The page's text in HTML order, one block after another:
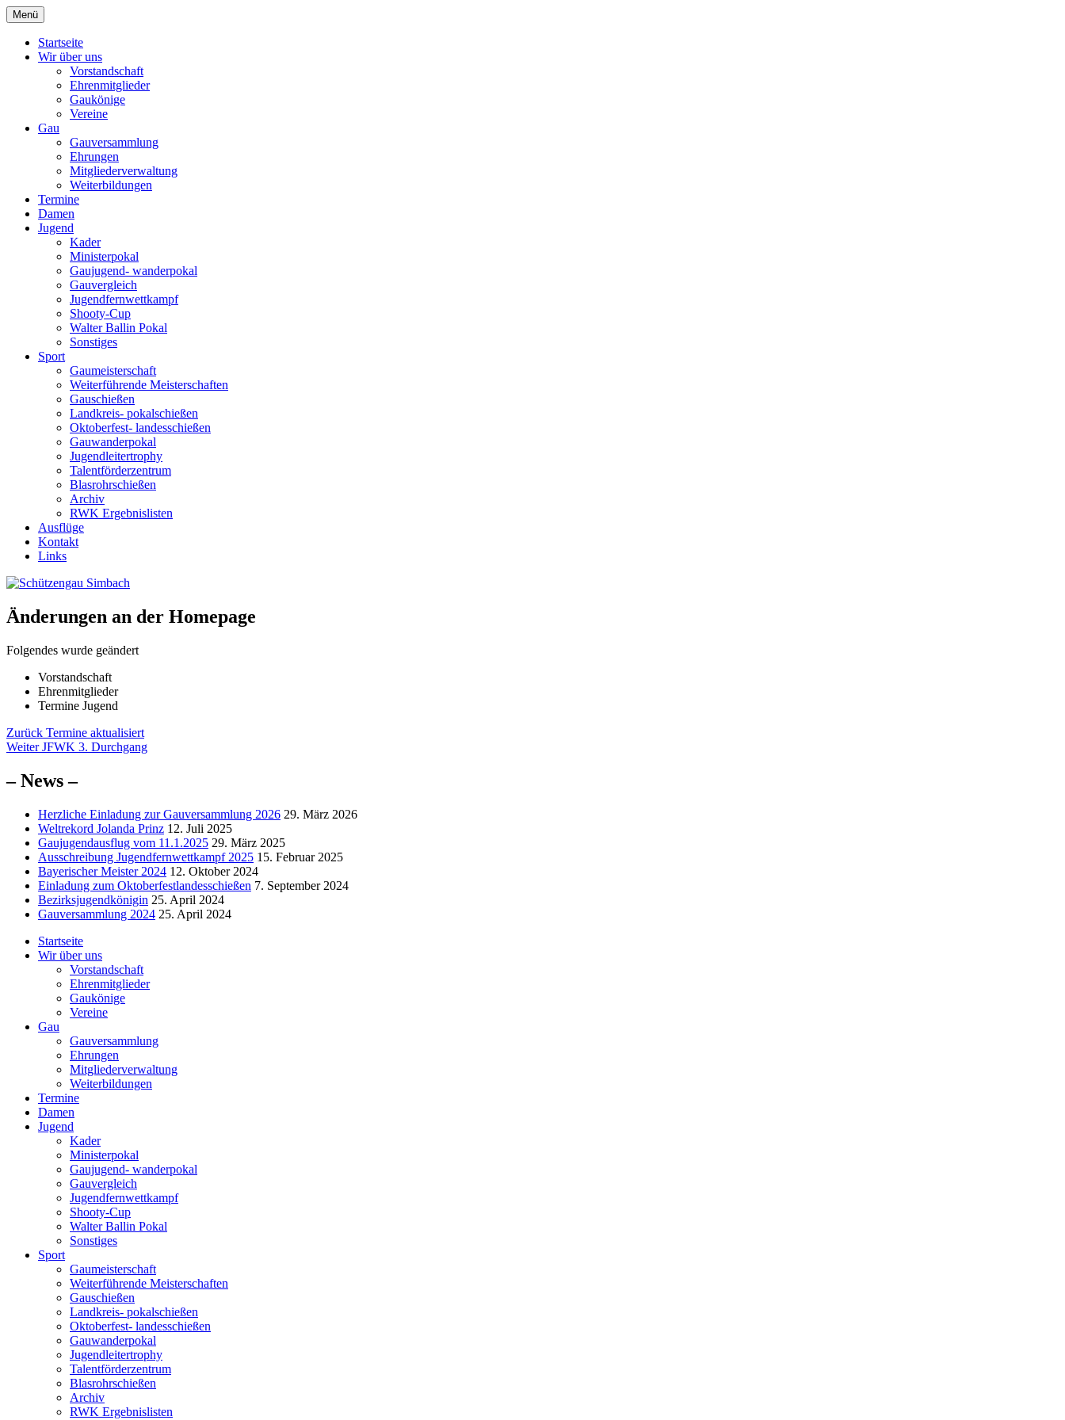
Zum
Inhalt
springen
Schützengau Simbach
Menü
Startseite
Wir über uns
Vorstandschaft
Ehrenmitglieder
Gaukönige
Vereine
Gau
Gauversammlung
Ehrungen
Mitgliederverwaltung
Weiterbildungen
Termine
Damen
Jugend
Kader
Ministerpokal
Gaujugend- wanderpokal
Gauvergleich
Jugendfernwettkampf
Shooty-Cup
Walter Ballin Pokal
Sonstiges
Sport
Gaumeisterschaft
Weiterführende Meisterschaften
Gauschießen
Landkreis- pokalschießen
Oktoberfest- landesschießen
Gauwanderpokal
Jugendleitertrophy
Talentförderzentrum
Blasrohrschießen
Archiv
RWK Ergebnislisten
Ausflüge
Kontakt
Links
Änderungen an der Homepage
Folgendes wurde geändert
Vorstandschaft
Ehrenmitglieder
Termine Jugend
Beitragsnavigation
Zurück Vorheriger
Beitrag:
Termine aktualisiert
Weiter Nächster
JFWK 3. Durchgang
– News –
Herzliche Einladung zur Gauversammlung 2026 29. März 2026
Weltrekord Jolanda Prinz 12. Juli 2025
Gaujugendausflug vom 11.1.2025 29. März 2025
Ausschreibung Jugendfernwettkampf 2025 15. Februar 2025
Bayerischer Meister 2024 12. Oktober 2024
Einladung zum Oktoberfestlandesschießen 7. September 2024
Bezirksjugendkönigin 25. April 2024
Gauversammlung 2024 25. April 2024
Startseite
Wir über uns
Vorstandschaft
Ehrenmitglieder
Gaukönige
Vereine
Gau
Gauversammlung
Ehrungen
Mitgliederverwaltung
Weiterbildungen
Termine
Damen
Jugend
Kader
Ministerpokal
Gaujugend- wanderpokal
Gauvergleich
Jugendfernwettkampf
Shooty-Cup
Walter Ballin Pokal
Sonstiges
Sport
Gaumeisterschaft
Weiterführende Meisterschaften
Gauschießen
Landkreis- pokalschießen
Oktoberfest- landesschießen
Gauwanderpokal
Jugendleitertrophy
Talentförderzentrum
Blasrohrschießen
Archiv
RWK Ergebnislisten